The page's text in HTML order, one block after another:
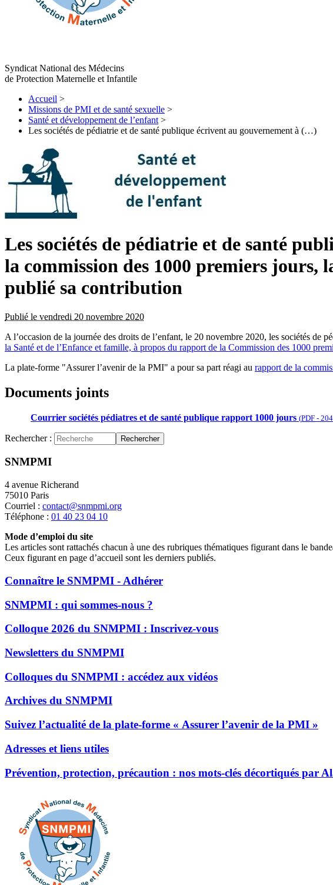
Syndicat National des Médecins
de Protection Maternelle et Infantile
Accueil >
Missions de PMI et de santé sexuelle >
Santé et développement de l’enfant >
Les sociétés de pédiatrie et de santé publique écrivent au gouvernement à (…)
Les sociétés de pédiatrie et de santé
la commission des 1000 premiers
publié sa contribution
Publié le vendredi 20 novembre 2020
A l’occasion de la journée des droits de l’enfant, le 20 novembre 2020, les sociétés de
la Santé et de l’Enfance et famille, à propos du rapport de la Commission des 1000
La plate-forme "Assurer l’avenir de la PMI" a pour sa part réagi au rapport de la
Documents joints
Courrier sociétés pédiatres et de santé publique rapport 1000 jours (PDF -
Rechercher : Rechercher
SNMPMI
4 avenue Richerand
75010 Paris
Courriel : contact@snmpmi.org
Téléphone : 01 40 23 04 10
Mode d’emploi du site
Les articles sont rattachés chacun à une des rubriques thématiques figurant dans le
Ceux figurant en page d’accueil sont les derniers publiés.
Connaître le SNMPMI - Adhérer
SNMPMI : qui sommes-nous ?
Colloque 2026 du SNMPMI : Inscrivez-vous
Newsletters du SNMPMI
Colloques du SNMPMI : accédez aux vidéos
Archives du SNMPMI
Suivez l’actualité de la plate-forme « Assurer l’avenir de la PMI »
Adresses et liens utiles
Prévention, protection, précaution : nos mots-clés décortiqués par